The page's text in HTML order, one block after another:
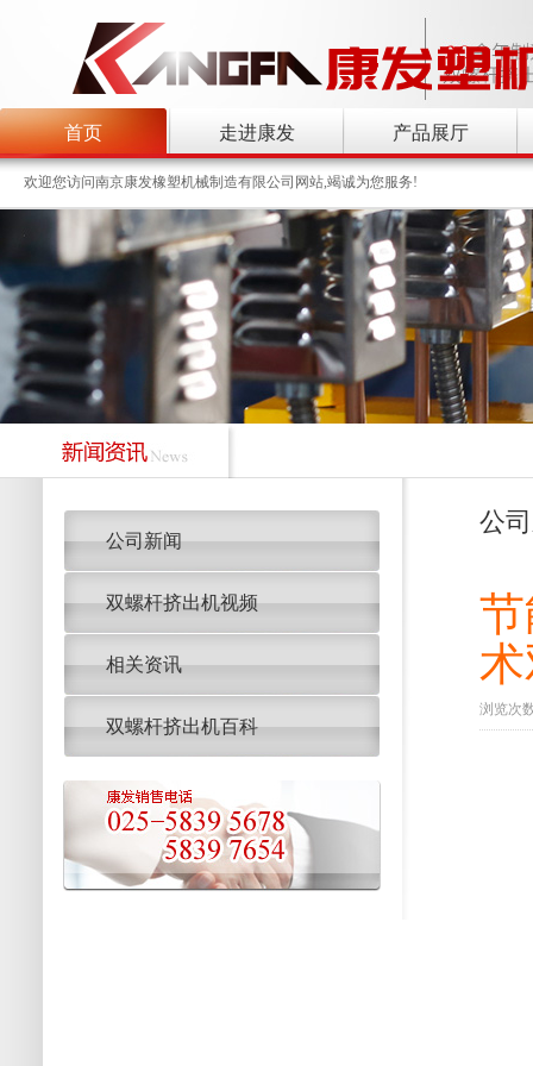
首页
欢迎您访问南京康发橡塑机械制造有限公司网站,竭诚为您服务!
走进康发 产品展厅
公司新闻
双螺杆挤出机视频
相关资讯
双螺杆挤出机百科
公
浏览次